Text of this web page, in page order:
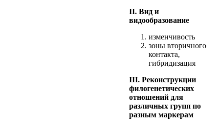
II. Вид и
видообразование
изменчивость
зоны вторичного
контакта,
гибридизация
III. Реконструкции
филогенетических
отношений для
различных групп по
разным маркерам